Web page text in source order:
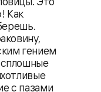
Как
гением
с пазами